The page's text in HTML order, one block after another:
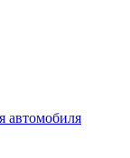
автомобиля